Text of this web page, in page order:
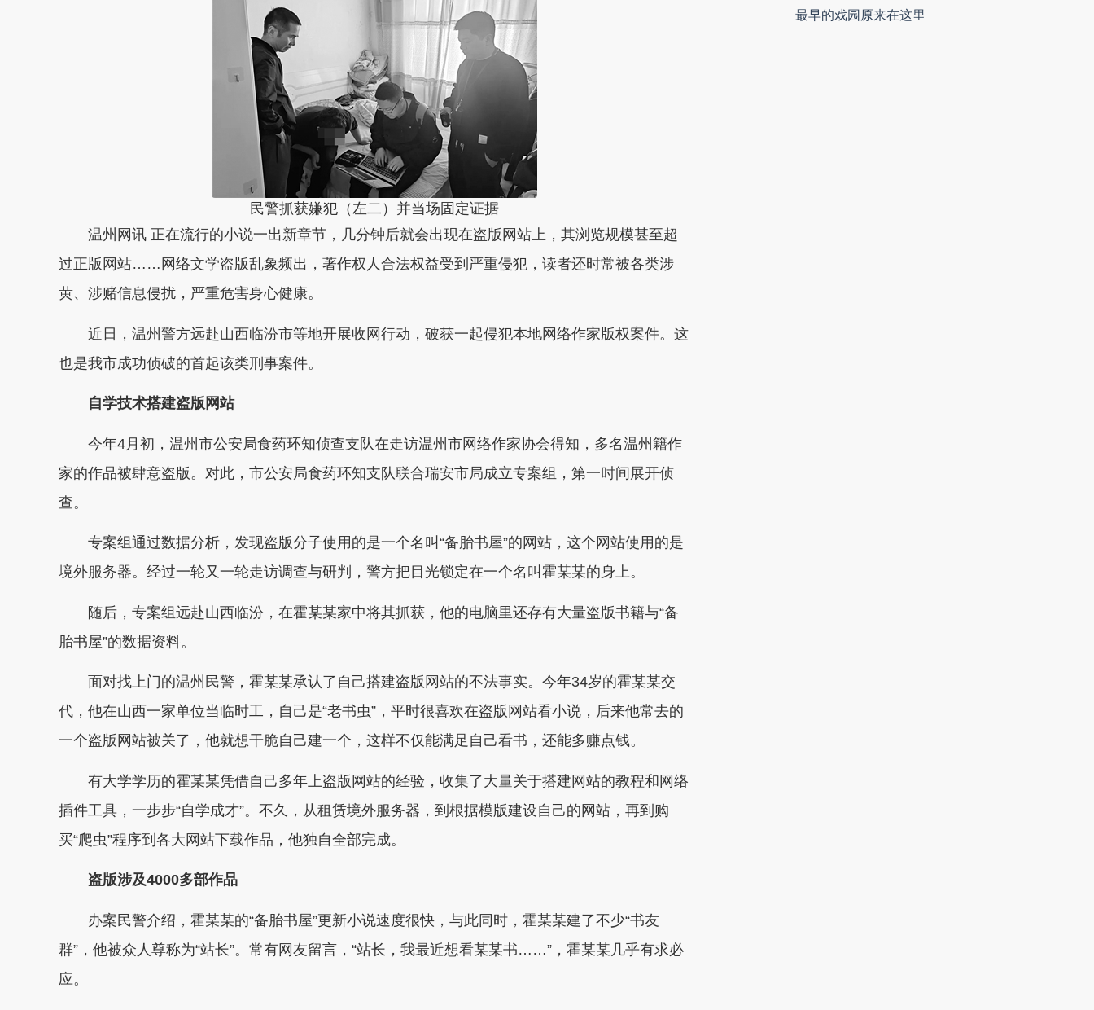
民警抓获嫌犯（左二）并当场固定证据
温州网讯 正在流行的小说一出新章节，几分钟后就会出现在盗版网站上，其浏览规模甚至超
过正版网站……网络文学盗版乱象频出，著作权人合法权益受到严重侵犯，读者还时常被各类涉
黄、涉赌信息侵扰，严重危害身心健康。
近日，温州警方远赴山西临汾市等地开展收网行动，破获一起侵犯本地网络作家版权案件。这
也是我市成功侦破的首起该类刑事案件。
自学技术搭建盗版网站
今年4月初，温州市公安局食药环知侦查支队在走访温州市网络作家协会得知，多名温州籍作
家的作品被肆意盗版。对此，市公安局食药环知支队联合瑞安市局成立专案组，第一时间展开侦
查。
专案组通过数据分析，发现盗版分子使用的是一个名叫“备胎书屋”的网站，这个网站使用的是
境外服务器。经过一轮又一轮走访调查与研判，警方把目光锁定在一个名叫霍某某的身上。
随后，专案组远赴山西临汾，在霍某某家中将其抓获，他的电脑里还存有大量盗版书籍与“备
胎书屋”的数据资料。
面对找上门的温州民警，霍某某承认了自己搭建盗版网站的不法事实。今年34岁的霍某某交
代，他在山西一家单位当临时工，自己是“老书虫”，平时很喜欢在盗版网站看小说，后来他常去的
一个盗版网站被关了，他就想干脆自己建一个，这样不仅能满足自己看书，还能多赚点钱。
有大学学历的霍某某凭借自己多年上盗版网站的经验，收集了大量关于搭建网站的教程和网络
插件工具，一步步“自学成才”。不久，从租赁境外服务器，到根据模版建设自己的网站，再到购
买“爬虫”程序到各大网站下载作品，他独自全部完成。
盗版涉及4000多部作品
办案民警介绍，霍某某的“备胎书屋”更新小说速度很快，与此同时，霍某某建了不少“书友
群”，他被众人尊称为“站长”。常有网友留言，“站长，我最近想看某某书……”，霍某某几乎有求必
应。
最早的戏园原来在这里